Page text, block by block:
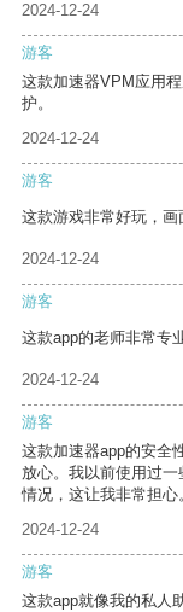
2024-12-24
游客
这款加速器VPM应用
护。
2024-12-24
游客
这款游戏非常好玩，画
2024-12-24
游客
这款app的老师非常专
2024-12-24
游客
这款加速器app的安全
放心。我以前使用过
情况，这让我非常担心
2024-12-24
游客
这款app就像我的私人